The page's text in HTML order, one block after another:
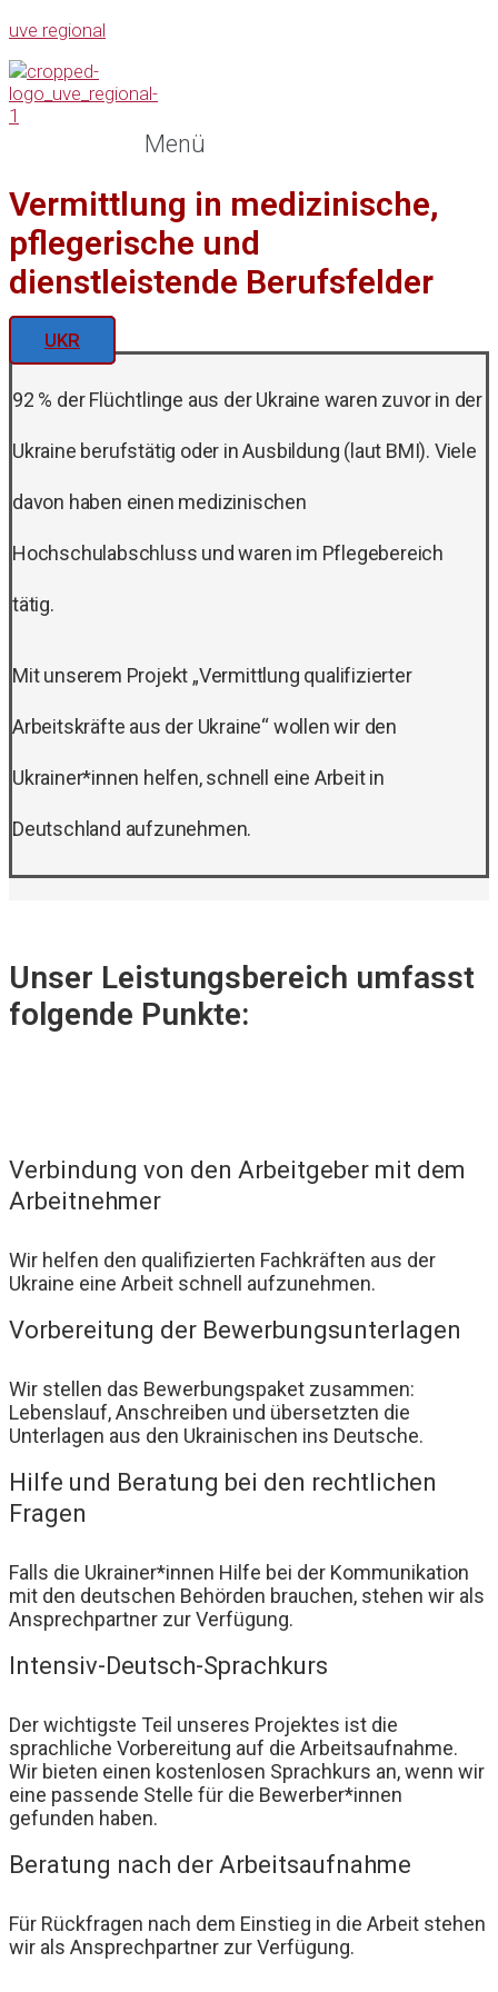
uve regional
Menü
Vermittlung in medizinische,
pflegerische und
dienstleistende Berufsfelder
UKR
92 % der Flüchtlinge aus der Ukraine waren zuvor in der
Ukraine berufstätig oder in Ausbildung (laut BMI). Viele
davon haben einen medizinischen
Hochschulabschluss und waren im Pflegebereich
tätig.
Mit unserem Projekt „Vermittlung qualifizierter
Arbeitskräfte aus der Ukraine“ wollen wir den
Ukrainer*innen helfen, schnell eine Arbeit in
Deutschland aufzunehmen.
Unser Leistungsbereich umfasst
folgende Punkte:
Verbindung von den Arbeitgeber mit dem
Arbeitnehmer
Wir helfen den qualifizierten Fachkräften aus der
Ukraine eine Arbeit schnell aufzunehmen.
Vorbereitung der Bewerbungsunterlagen
Wir stellen das Bewerbungspaket zusammen:
Lebenslauf, Anschreiben und übersetzten die
Unterlagen aus den Ukrainischen ins Deutsche.
Hilfe und Beratung bei den rechtlichen
Fragen
Falls die Ukrainer*innen Hilfe bei der Kommunikation
mit den deutschen Behörden brauchen, stehen wir als
Ansprechpartner zur Verfügung.
Intensiv-Deutsch-Sprachkurs
Der wichtigste Teil unseres Projektes ist die
sprachliche Vorbereitung auf die Arbeitsaufnahme.
Wir bieten einen kostenlosen Sprachkurs an, wenn wir
eine passende Stelle für die Bewerber*innen
gefunden haben.
Beratung nach der Arbeitsaufnahme
Für Rückfragen nach dem Einstieg in die Arbeit stehen
wir als Ansprechpartner zur Verfügung.